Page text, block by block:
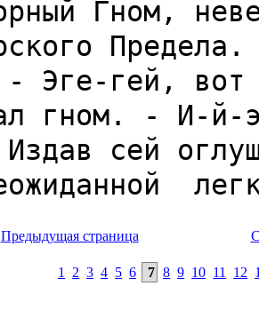
Предыдущая страница
1 2 3 4 5 6 7 8 9 10 11 12